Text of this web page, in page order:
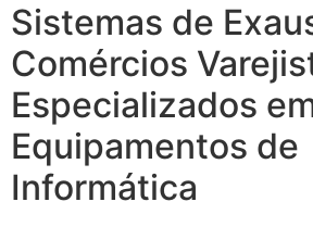
Sistemas de
Comércios
Especializados
Equipamentos de
Informática